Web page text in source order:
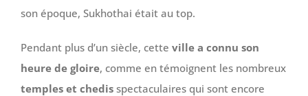
son époque, Sukhothai était au top.
Pendant plus d’un siècle, cette ville a connu son
heure de gloire, comme en témoignent les nombreux
temples et chedis spectaculaires qui sont encore